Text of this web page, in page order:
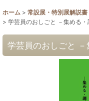
ホーム > 常設展・特別展解説書
> 学芸員のおしごと －集める・
学芸員のおしごと －